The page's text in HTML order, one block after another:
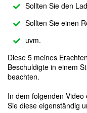
Sollten Sie den
Sollten Sie einen
uvm.
Diese 5 meines
Beschuldigte in einem
beachten.
In dem folgenden
Sie diese eigenständig